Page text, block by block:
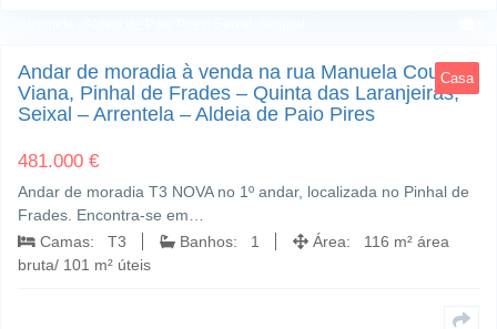
Casa
Andar de moradia à venda na rua Manuela Couto
Viana, Pinhal de Frades – Quinta das Laranjeiras,
Seixal – Arrentela – Aldeia de Paio Pires
481.000 €
Andar de moradia T3 NOVA no 1º andar, localizada no Pinhal de
Frades. Encontra-se em…
Camas: T3
Banhos: 1
Área: 116 m² área
bruta/ 101 m² úteis